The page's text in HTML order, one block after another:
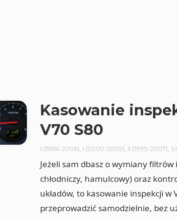
Kasowanie
V70 S80
I (1998-2006) I (2000-2009) II (1999-2007)
Jeżeli sam dbasz o wymiany filtrów
chłodniczy, hamulcowy) oraz
układów, to kasowanie inspekcji w
przeprowadzić samodzielnie, bez